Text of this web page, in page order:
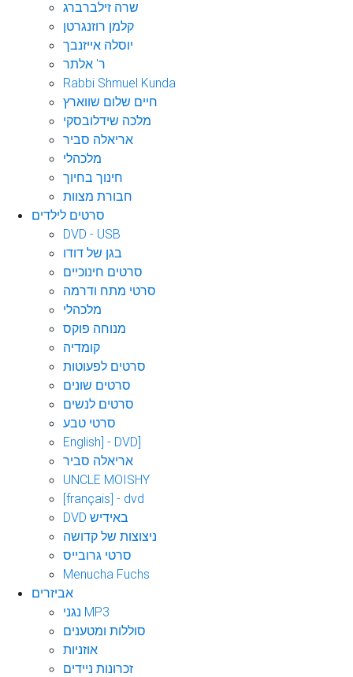
שרה זילברברג
קלמן רוזנגרטן
יוסלה אייזנבך
ר' אלתר
Rabbi Shmuel Kunda
חיים שלום שווארץ
מלכה שידלובסקי
אריאלה סביר
מלכהלי
חינוך בחיוך
חבורת מצוות
סרטים לילדים
DVD - USB
בגן של דודו
סרטים חינוכיים
סרטי מתח ודרמה
מלכהלי
מנוחה פוקס
קומדיה
סרטים לפעוטות
סרטים שונים
סרטים לנשים
סרטי טבע
English] - DVD]
אריאלה סביר
UNCLE MOISHY
[français] - dvd
DVD באידיש
ניצוצות של קדושה
סרטי גרובייס
Menucha Fuchs
אביזרים
נגני MP3
סוללות ומטענים
אוזניות
זכרונות ניידים